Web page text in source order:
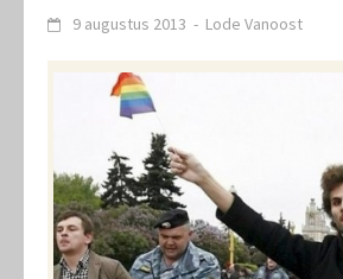
9 augustus 2013 - Lode Vanoost